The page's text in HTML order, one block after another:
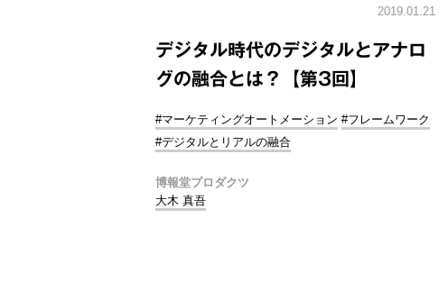
2019.01.21
デジタル時代のデジタルとアナロ
グの融合とは？【第3回】
#マーケティングオートメーション #フレームワーク
#デジタルとリアルの融合
博報堂プロダクツ
大木 真吾